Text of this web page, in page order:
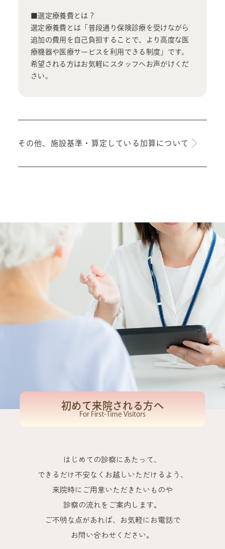
■選定療養費とは？
選定療養費とは「普段通り保険診療を受けながら
追加の費用を自己負担することで、より高度な医
療機器や医療サービスを利用できる制度」です。
希望される方はお気軽にスタッフへお声がけくだ
さい。
その他、施設基準・算定している 加算について
皮下連続式グルコース測定
■加算
医療情報取得加算
オンライン資格確認等により患者様の診療情報を取得・活用可
能な態勢を整備し、より質の高い医療の提供に努めています。
明細書発行体制等加算
医療の透明化や患者様への情報提供を積極的に推進していく観
点から、領収書発行の際に、個別の診療報酬の算定項目の分か
る明細書を無料で発行しております。なお、明細書には使用され
た薬剤の名称や行われた検査の名称が記載されます。明細書の発
行を希望されない方は、会計窓口へお申し出ください。
バイオ後続品使用体制加算
厚生労働省の後発医薬品・バイオ後続品の使用推進の方針に従
一般名処方加算
後発医薬品の使用促進を図るとともに、医薬品の安定供給に向
けた取り組みなどを実施しています。 そのなかで、後発医薬品
薬剤の成分をもとにした一般名処方を行うことがあります。一般
名処方によって特定の医薬品の供給が不足した場合であって
初めて来院される方へ
For First-Time Visitors
はじめての診察にあたって、
できるだけ不安なくお越しいただけるよう、
来院時にご用意いただきたいものや
診察の流れをご案内します。
ご不明な点があれば、 お気軽にお電話で
お問い合わせください。